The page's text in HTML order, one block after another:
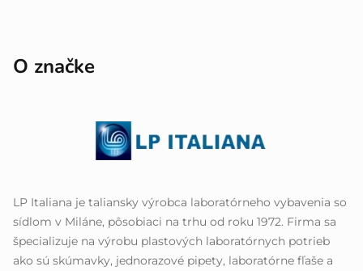
O značke
LP Italiana je taliansky výrobca laboratórneho vybavenia so
sídlom v Miláne, pôsobiaci na trhu od roku 1972. Firma sa
špecializuje na výrobu plastových laboratórnych potrieb
ako sú skúmavky, jednorazové pipety, laboratórne fľaše a